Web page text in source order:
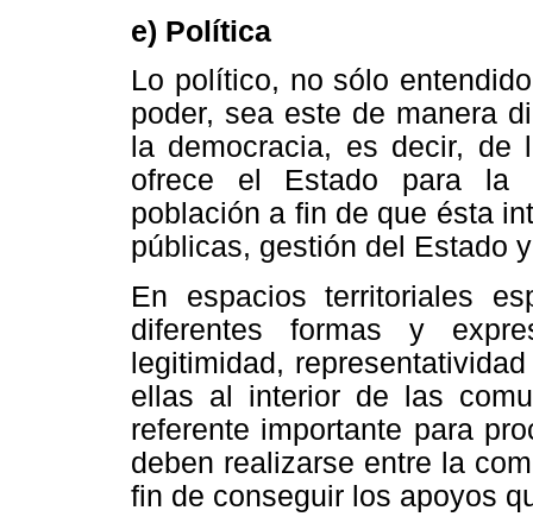
e) Política
Lo político, no sólo
poder, sea este de manera
la democracia, es decir, de
ofrece el Estado para la
población a fin de que ésta
públicas, gestión del Estado
En espacios territoriales
diferentes formas y
legitimidad,
ellas al interior de las
referente importante para
deben realizarse entre la
fin de conseguir los apoyos